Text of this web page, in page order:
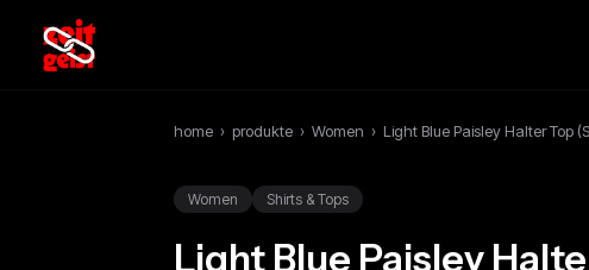
home › produkte › Women › Light Blue Paisley Halter Top
Women Shirts & Tops
Light Blue Paisley